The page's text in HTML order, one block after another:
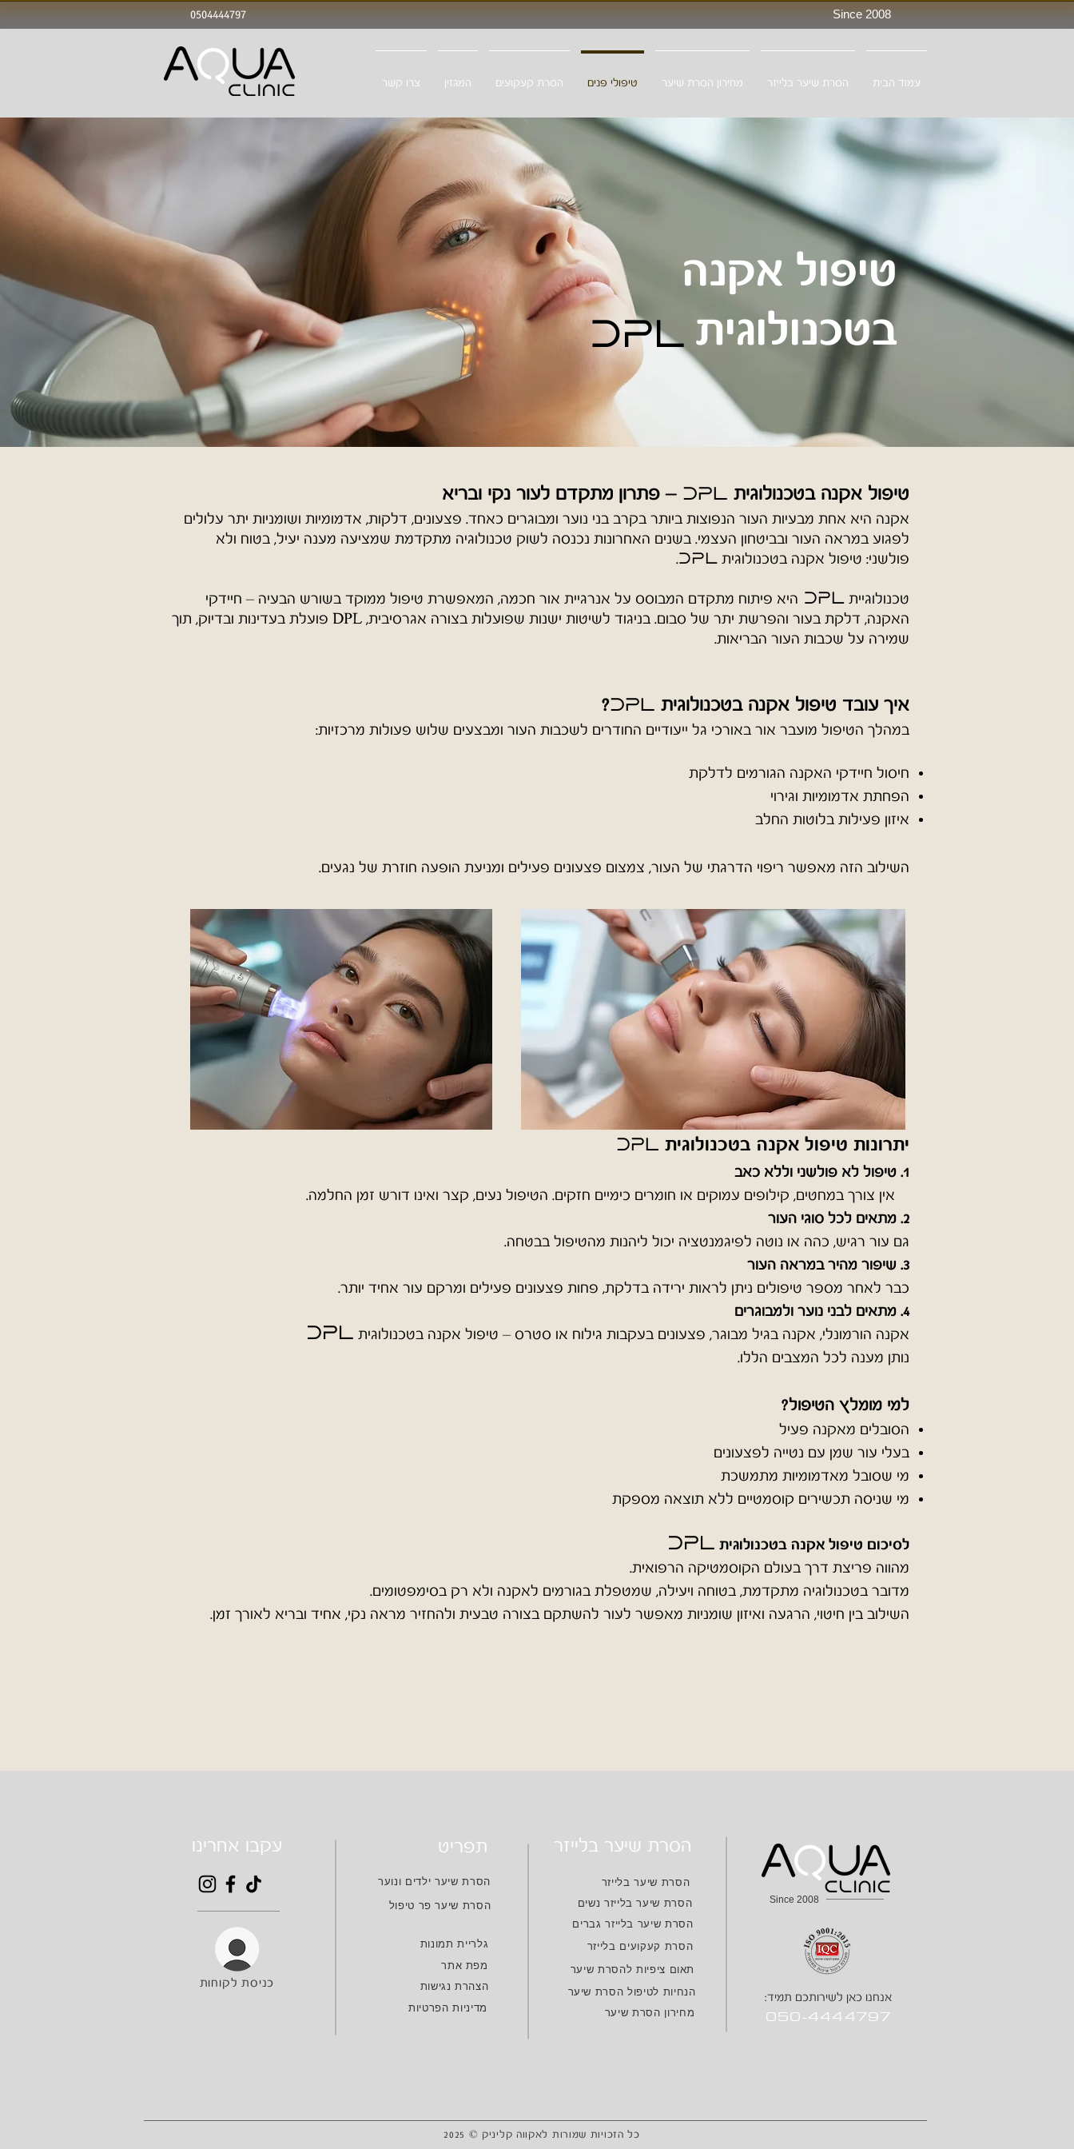
0504444797 Since 2008
עמוד הבית הסרת שיער בלייזר מחירון הסרת שיער טיפולי פנים הסרת קעקועים המגזין צרו קשר
טיפול אקנה
בטכנולוגית DPL
טיפול אקנה בטכנולוגית DPL – פתרון מתקדם לעור נקי ובריא
אקנה היא אחת מבעיות העור הנפוצות ביותר בקרב בני נוער ומבוגרים כאחד. פצעונים, דלקות, אדמומיות ושומניות יתר עלולים
לפגוע במראה העור ובביטחון העצמי. בשנים האחרונות נכנסה לשוק טכנולוגיה מתקדמת שמציעה מענה יעיל, בטוח ולא
פולשני: טיפול אקנה בטכנולוגית DPL
.
טכנולוגיית DPL היא פיתוח מתקדם המבוסס על אנרגיית אור חכמה, המאפשרת טיפול ממוקד בשורש הבעיה – חיידקי
האקנה, דלקת בעור והפרשת יתר של סבום. בניגוד לשיטות ישנות שפועלות בצורה אגרסיבית, DPL פועלת בעדינות ובדיוק, תוך
שמירה על שכבות העור הבריאות.
איך עובד טיפול אקנה בטכנולוגית DPL
?
במהלך הטיפול מועבר אור באורכי גל ייעודיים החודרים לשכבות העור ומבצעים שלוש פעולות מרכזיות:
חיסול חיידקי האקנה הגורמים לדלקת
הפחתת אדמומיות וגירוי
איזון פעילות בלוטות החלב
השילוב הזה מאפשר ריפוי הדרגתי של העור, צמצום פצעונים פעילים ומניעת הופעה חוזרת של נגעים.
יתרונות טיפול אקנה בטכנולוגית DPL
1. טיפול לא פולשני וללא כאב
אין צורך במחטים, קילופים עמוקים או חומרים כימיים חזקים. הטיפול נעים, קצר ואינו דורש זמן החלמה.
2. מתאים לכל סוגי העור
גם עור רגיש, כהה או נוטה לפיגמנטציה יכול ליהנות מהטיפול בבטחה.
3. שיפור מהיר במראה העור
​כבר לאחר מספר טיפולים ניתן לראות ירידה בדלקת, פחות פצעונים פעילים ומרקם עור אחיד יותר.
4. מתאים לבני נוער ולמבוגרים
​אקנה הורמונלי, אקנה בגיל מבוגר, פצעונים בעקבות גילוח או סטרס – טיפול אקנה בטכנולוגית DPL
נותן מענה לכל המצבים הללו.
למי מומלץ הטיפול?
הסובלים מאקנה פעיל
בעלי עור שמן עם נטייה לפצעונים
מי שסובל מאדמומיות מתמשכת
מי שניסה תכשירים קוסמטיים ללא תוצאה מספקת
לסיכום טיפול אקנה בטכנולוגית DPL
מהווה פריצת דרך בעולם הקוסמטיקה הרפואית.
מדובר בטכנולוגיה מתקדמת, בטוחה ויעילה, שמטפלת בגורמים לאקנה ולא רק בסימפטומים.
השילוב בין חיטוי, הרגעה ואיזון שומניות מאפשר לעור להשתקם בצורה טבעית ולהחזיר מראה נקי, אחיד ובריא לאורך זמן.
עקבו אחרינו
כניסת לקוחות
הסרת שיער ילדים ונוער
הסרת שיער בלייזר
הסרת שיער בלייזר נשים
הסרת שיער בלייזר גברים
הסרת קעקועים בלייזר
תאום ציפיות להסרת שיער
הנחיות לטיפול הסרת שיער
מחירון הסרת שיער
הסרת שיער פר טיפול
גלריית תמונות
מפת אתר
הצהרת נגישות
מדיניות הפרטיות
הסרת שיער בלייזר תפריט
Since 2008
אנחנו כאן לשירותכם תמיד:
050-4444797
כל הזכויות שמורות לאקווה קליניק © 2025